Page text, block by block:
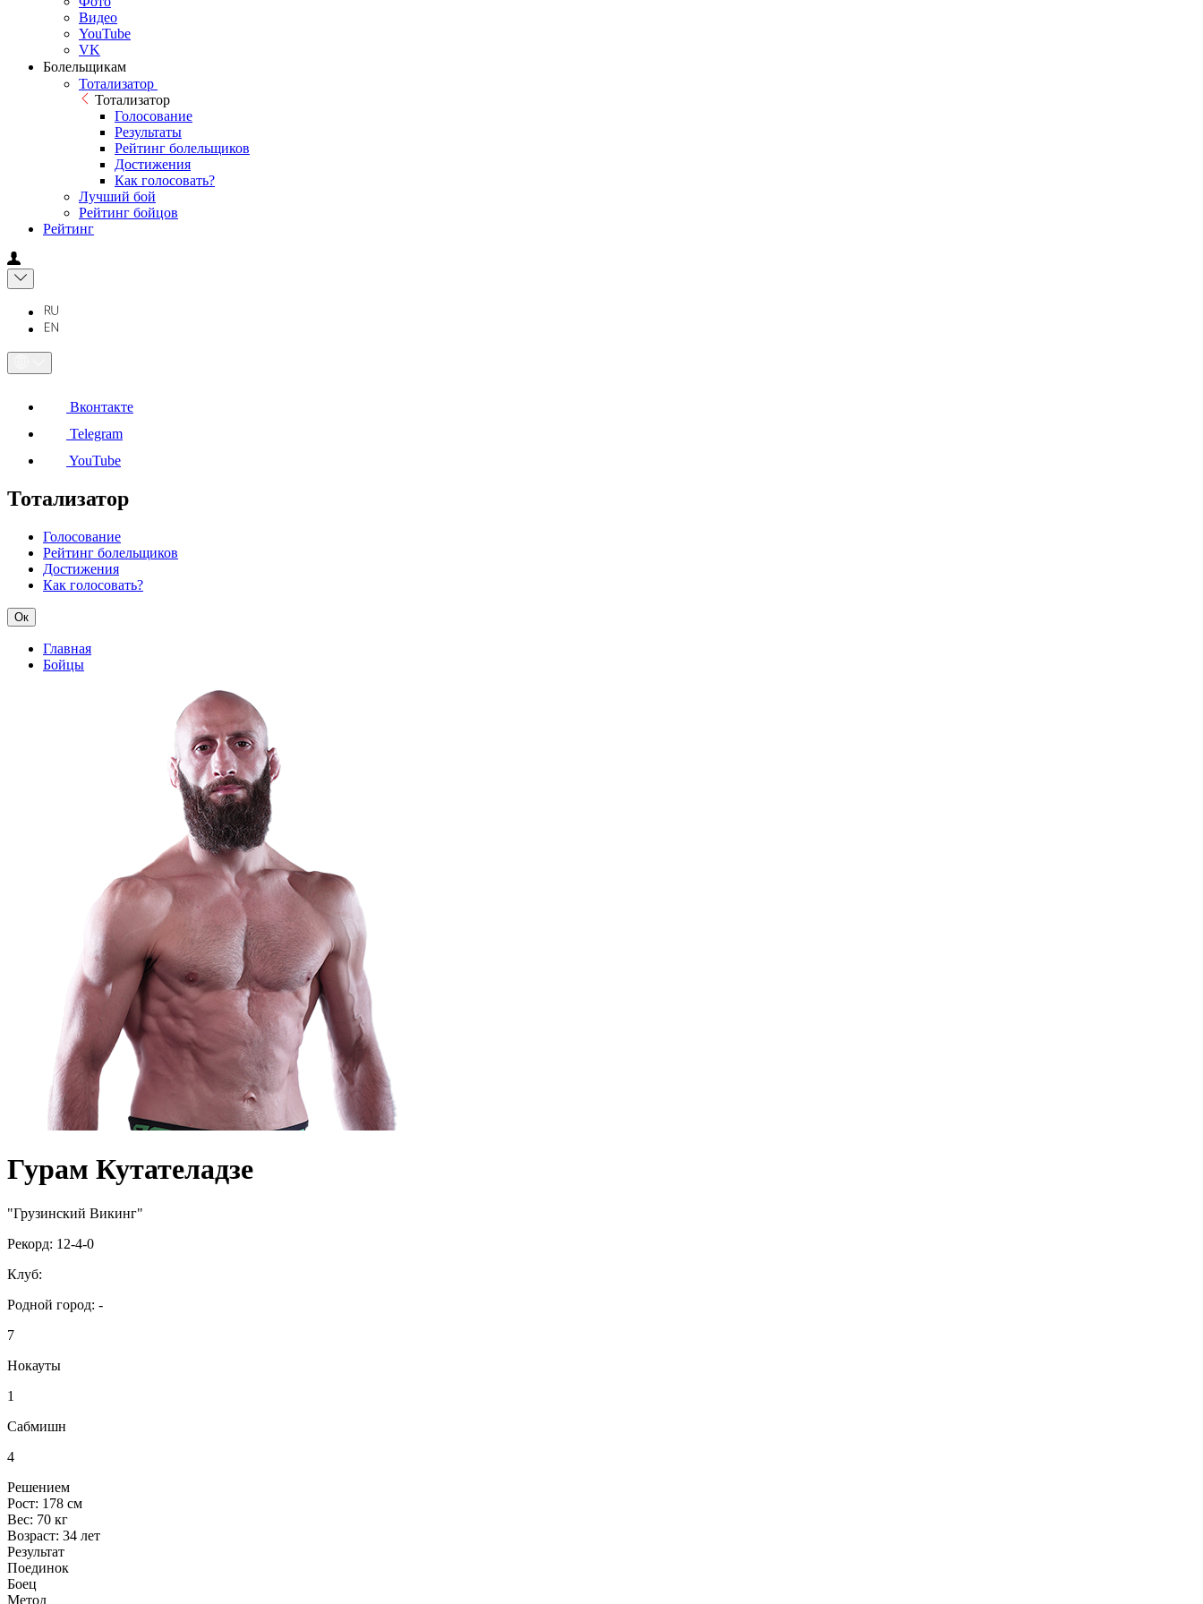
Видео
YouTube
VK
Болельщикам
Тотализатор
Тотализатор
Голосование
Результаты
Рейтинг болельщиков
Достижения
Как голосовать?
Лучший бой
Рейтинг бойцов
Рейтинг
Вконтакте
Telegram
YouTube
Тотализатор
Голосование
Рейтинг болельщиков
Достижения
Как голосовать?
Ок
Главная
Бойцы
Гурам Кутателадзе
"Грузинский Викинг"
Рекорд: 12-4-0
Клуб:
Родной город: -
7
Нокауты
1
Сабмишн
4
Решением
Рост: 178 см
Вес: 70 кг
Возраст: 34 лет
Результат
Поединок
Боец
Метод